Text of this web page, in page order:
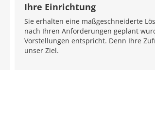
Ihre Einrichtung
Sie erhalten eine maßgeschneiderte
nach Ihren Anforderungen geplant
Vorstellungen entspricht. Denn Ihre
unser Ziel.